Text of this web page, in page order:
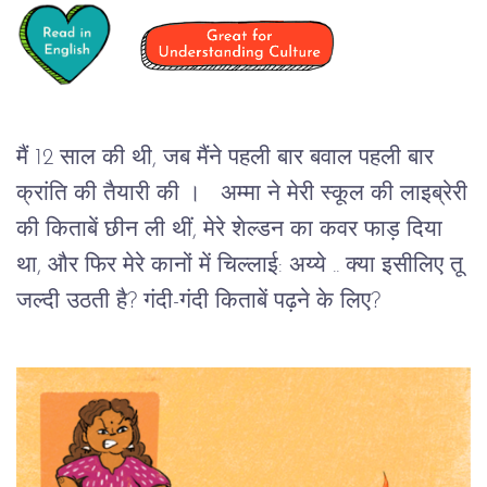
मैं 12 साल की थी, जब मैंने पहली बार बवाल पहली बार
क्रांति की तैयारी की । अम्मा ने मेरी स्कूल की लाइब्रेरी
की किताबें छीन ली थीं, मेरे शेल्डन का कवर फाड़ दिया
था, और फिर मेरे कानों में चिल्लाई: अय्ये .. क्या इसीलिए तू
जल्दी उठती है? गंदी-गंदी किताबें पढ़ने के लिए?